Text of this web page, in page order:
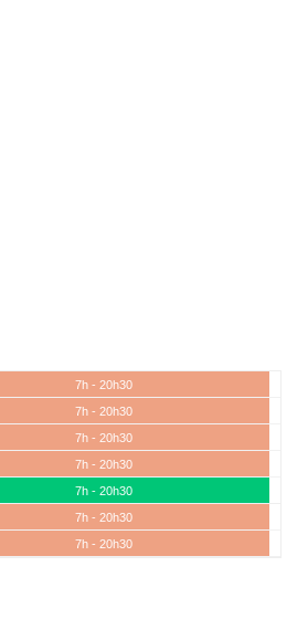
7h - 20h30
7h - 20h30
7h - 20h30
7h - 20h30
7h - 20h30
7h - 20h30
7h - 20h30